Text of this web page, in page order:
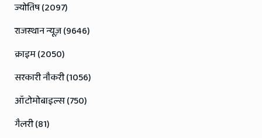
ज्योतिष (2097)
राजस्थान न्यूज़ (9646)
क्राइम (2050)
सरकारी नौकरी (1056)
ऑटोमोबाइल्स (750)
गैलरी (81)